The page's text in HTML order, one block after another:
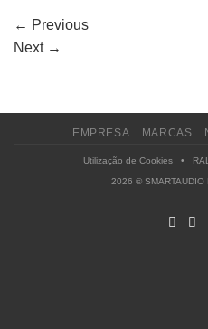
← Previous
Next →
EMPRESA MARCAS
Utilização de Cookies•
2026 ©